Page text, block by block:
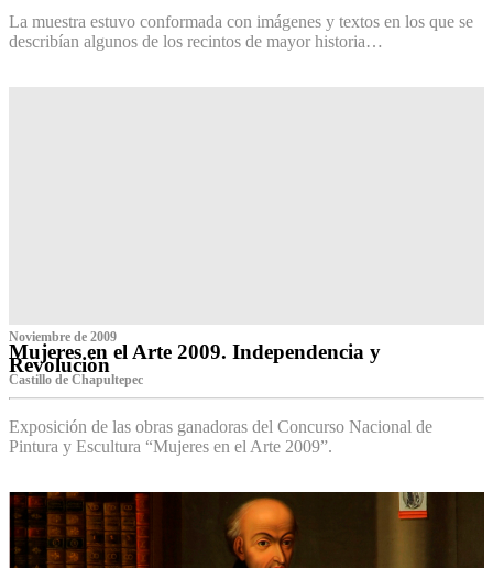
La muestra estuvo conformada con imágenes y textos en los que se
describían algunos de los recintos de mayor historia…
Noviembre de 2009
Mujeres en el Arte 2009. Independencia y
Revolución
Castillo de Chapultepec
Exposición de las obras ganadoras del Concurso Nacional de
Pintura y Escultura “Mujeres en el Arte 2009”.